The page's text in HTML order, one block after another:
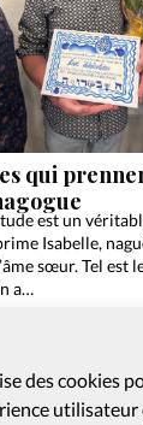
des cookies
utilisateur
qui
est un
Isabelle,
sœur. Tel est
a…